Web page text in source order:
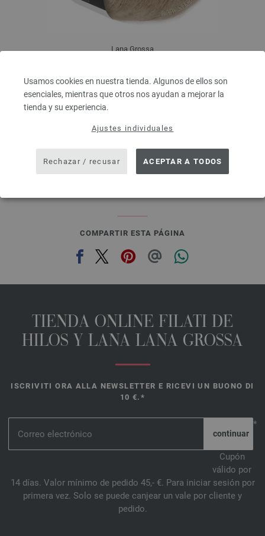
Usamos cookies en nuestra tienda. Algunos de ellos son
esenciales, mientras que otros nos ayudan a mejorar la
tienda y su experiencia.
Ajustes individuales
Rechazar / recusar ACEPTAR A TODOS
Lana Grossa
70 % Mohair, 30 % Seda
Longitud: aprox. 210 m / 25 g
Grosor de las agujas: 4,5 - 5
7,73 $ - 9,73 $
prev next
COMPARTIR ESTA PÁGINA
TIENDA ONLINE FILATI DE
HILOS Y LANA LANA GROSSA
ISCRIVITI ORA ALLA NEWSLETTER E RICEVI UN BUONO DI
10 €.*
*
Cupón
válido por
14 días. Valor mínimo de pedido 45,- €. Para iniciar sesión por
primera vez. Solo se puede canjear un vale por cliente y
pedido.